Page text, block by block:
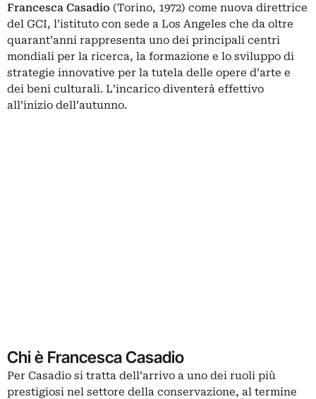
Francesca Casadio (Torino, 1972) come nuova direttrice
del GCI, l’istituto con sede a Los Angeles che da oltre
quarant’anni rappresenta uno dei principali centri
mondiali per la ricerca, la formazione e lo sviluppo di
strategie innovative per la tutela delle opere d’arte e
dei beni culturali. L’incarico diventerà effettivo
all’inizio dell’autunno.
Chi è Francesca Casadio
Per Casadio si tratta dell’arrivo a uno dei ruoli più
prestigiosi nel settore della conservazione, al termine